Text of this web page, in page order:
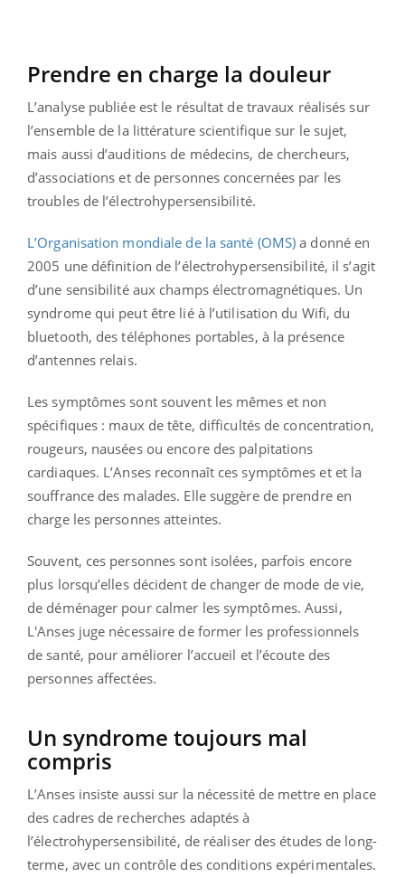
Prendre en charge la douleur
L’analyse publiée est le résultat de travaux réalisés sur
l’ensemble de la littérature scientifique sur le sujet,
mais aussi d’auditions de médecins, de chercheurs,
d’associations et de personnes concernées par les
troubles de l’électrohypersensibilité.
L’Organisation mondiale de la santé (OMS) a donné en
2005 une définition de l’électrohypersensibilité, il s’agit
d’une sensibilité aux champs électromagnétiques. Un
syndrome qui peut être lié à l’utilisation du Wifi, du
bluetooth, des téléphones portables, à la présence
d’antennes relais.
Les symptômes sont souvent les mêmes et non
spécifiques : maux de tête, difficultés de concentration,
rougeurs, nausées ou encore des palpitations
cardiaques. L’Anses reconnaît ces symptômes et et la
souffrance des malades. Elle suggère de prendre en
charge les personnes atteintes.
Souvent, ces personnes sont isolées, parfois encore
plus lorsqu’elles décident de changer de mode de vie,
de déménager pour calmer les symptômes. Aussi,
L'Anses juge nécessaire de former les professionnels
de santé, pour améliorer l’accueil et l’écoute des
personnes affectées.
Un syndrome toujours mal
compris
L’Anses insiste aussi sur la nécessité de mettre en place
des cadres de recherches adaptés à
l’électrohypersensibilité, de réaliser des études de long-
terme, avec un contrôle des conditions expérimentales.